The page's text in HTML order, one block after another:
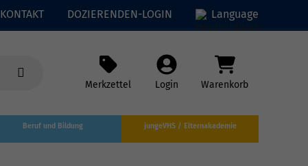
KONTAKT DOZIERENDEN-LOGIN Language
Merkzettel Login Warenkorb
Beruf und Bildung jungeVHS / Elternakademie